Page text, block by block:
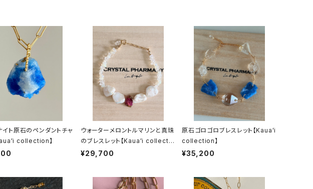
イト原石のペンダントチャ
collection】
ウォーターメロントルマリンと真珠
のブレスレット【Kauaʻi collectio
n】
¥29,700
原石ゴロゴロブレスレット【Kauaʻi
collection】
¥35,200